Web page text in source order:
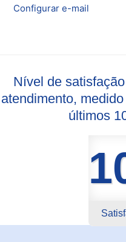
Configurar e-mail
Nível de
atendimento,
últimos